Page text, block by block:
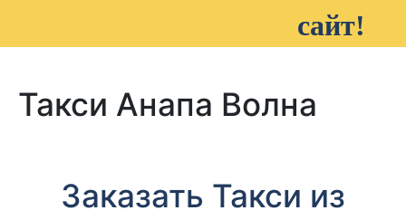
сайт!
Такси Анапа Волна
Заказать Такси из